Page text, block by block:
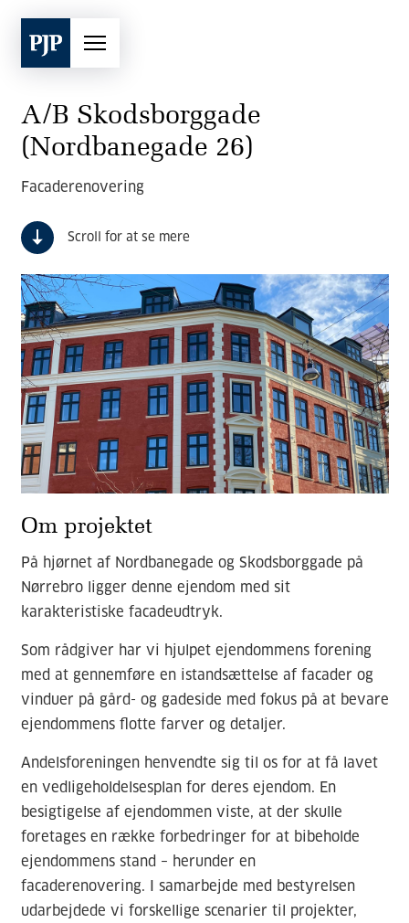
A/B Skodsborggade
(Nordbanegade 26)
Facaderenovering
Scroll for at se mere
Om projektet
På hjørnet af Nordbanegade og Skodsborggade på
Nørrebro ligger denne ejendom med sit
karakteristiske facadeudtryk.
Som rådgiver har vi hjulpet ejendommens forening
med at gennemføre en istandsættelse af facader og
vinduer på gård- og gadeside med fokus på at bevare
ejendommens flotte farver og detaljer.
Andelsforeningen henvendte sig til os for at få lavet
en vedligeholdelsesplan for deres ejendom. En
besigtigelse af ejendommen viste, at der skulle
foretages en række forbedringer for at bibeholde
ejendommens stand – herunder en
facaderenovering. I samarbejde med bestyrelsen
udarbejdede vi forskellige scenarier til projekter,